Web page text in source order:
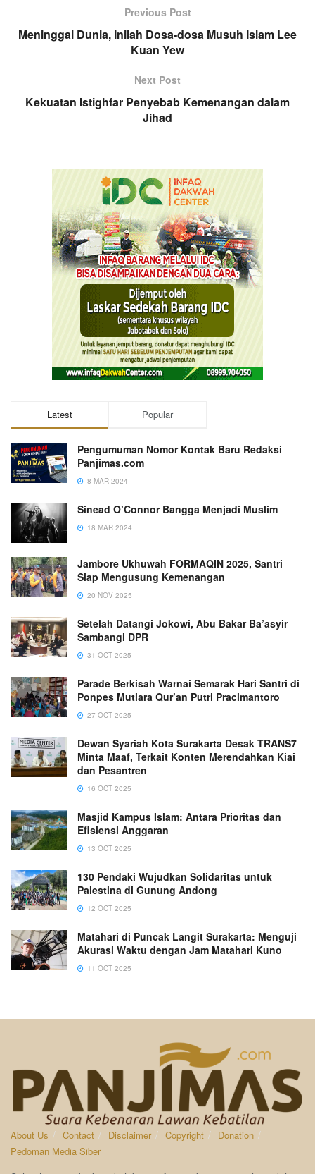
Previous Post
Meninggal Dunia, Inilah Dosa-dosa Musuh Islam Lee
Kuan Yew
Next Post
Kekuatan Istighfar Penyebab Kemenangan dalam
Jihad
Latest Popular
Pengumuman Nomor Kontak Baru Redaksi
Panjimas.com
8 MAR 2024
Sinead O’Connor Bangga Menjadi Muslim
18 MAR 2024
Jambore Ukhuwah FORMAQIN 2025, Santri
Siap Mengusung Kemenangan
20 NOV 2025
Setelah Datangi Jokowi, Abu Bakar Ba’asyir
Sambangi DPR
31 OCT 2025
Parade Berkisah Warnai Semarak Hari Santri di
Ponpes Mutiara Qur’an Putri Pracimantoro
27 OCT 2025
Dewan Syariah Kota Surakarta Desak TRANS7
Minta Maaf, Terkait Konten Merendahkan Kiai
dan Pesantren
16 OCT 2025
Masjid Kampus Islam: Antara Prioritas dan
Efisiensi Anggaran
13 OCT 2025
130 Pendaki Wujudkan Solidaritas untuk
Palestina di Gunung Andong
12 OCT 2025
Matahari di Puncak Langit Surakarta: Menguji
Akurasi Waktu dengan Jam Matahari Kuno
11 OCT 2025
About Us Contact Disclaimer Copyright
Donation
Pedoman Media Siber